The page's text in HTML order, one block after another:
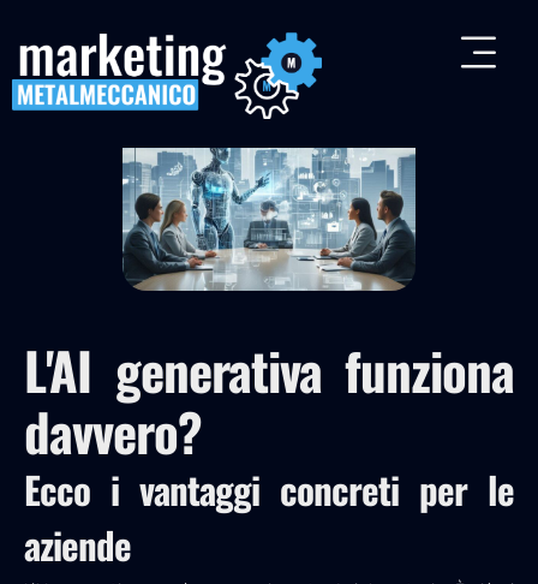
L'AI generativa funziona
davvero?
Ecco i vantaggi concreti per le
aziende